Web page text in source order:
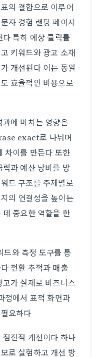
의 결합으로 이루어
자 경험 랜딩 페이지
특히 예상 클릭률
키워드와 광고 소재
개선된다 이는 동일
효율적인 비용으로
에 미치는 영향은
exact로 나뉘며
차이를 만든다 또한
과 예산 낭비를 방
드 구조를 주제별로
의 연결성을 높이는
중요한 역할을 한
드와 측정 도구를 통
전환 추적과 매출
가 실제로 비즈니스
정에서 표적 화면과
요하다
진적 개선이다 하나
로 실험하고 개선 방